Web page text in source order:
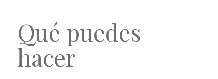
Qué puedes
hacer